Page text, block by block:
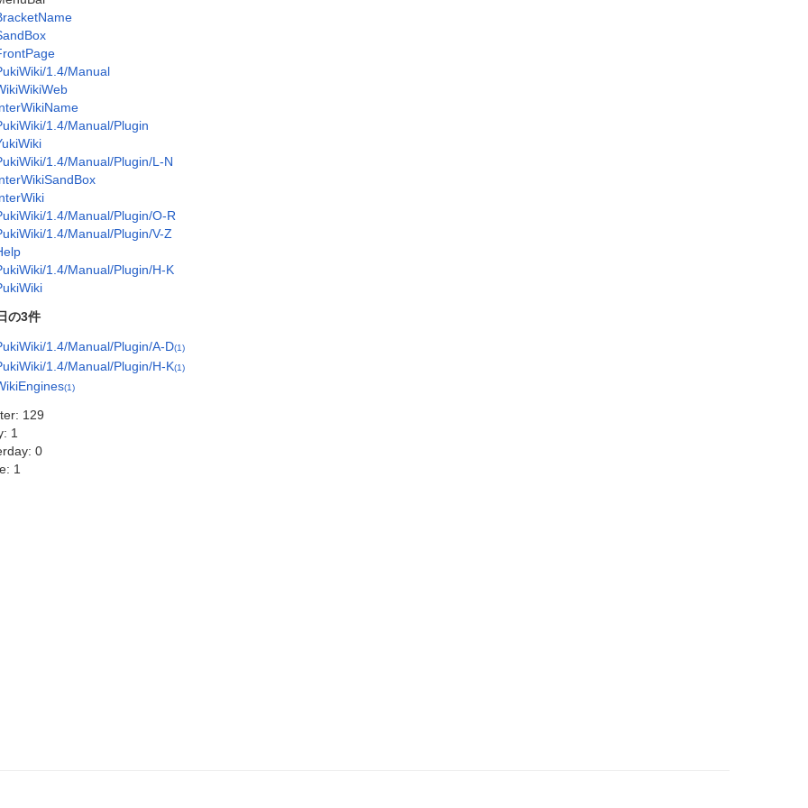
1.4/Manual
1.4/Manual/Plugin
1.4/Manual/Plugin/L-N
1.4/Manual/Plugin/O-R
1.4/Manual/Plugin/V-Z
1.4/Manual/Plugin/H-K
の3件
1.4/Manual/Plugin/A-D(1)
1.4/Manual/Plugin/H-K(1)
(1)
129
1
0
1